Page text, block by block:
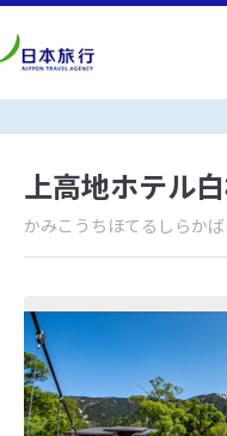
上高地ホテル
かみこうちほてるしらかば